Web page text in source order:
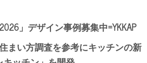
」デザイン事例募集中=YKKAP
まい方調査を参考にキッチンの新